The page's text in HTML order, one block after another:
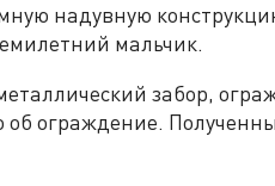
надувную
мальчик.
забор,
об ограждение.